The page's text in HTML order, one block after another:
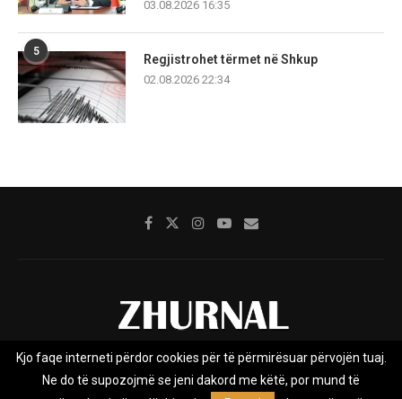
03.08.2026 16:35
5
Regjistrohet tërmet në Shkup
02.08.2026 22:34
Rreth nesh Impresumi Marketing
Kontakt
Privacy Policy
Kjo faqe interneti përdor cookies për të përmirësuar përvojën tuaj.
Ne do të supozojmë se jeni dakord me këtë, por mund të